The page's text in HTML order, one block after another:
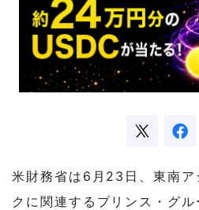
米財務省は6月23日、東南ア
クに関連するプリンス・グ